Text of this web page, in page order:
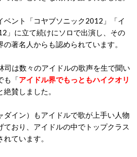
ベント「コヤブソニック2012」「イ
」に立て続けにソロで出演し、その
著名人からも認められています。
司は数々のアイドルの歌声を生で聞い
も「アイドル界でもっともハイクオリ
絶賛しました。
ダイン）もアイドルで歌が上手い人物
ており、アイドルの中でトップクラス
ています。